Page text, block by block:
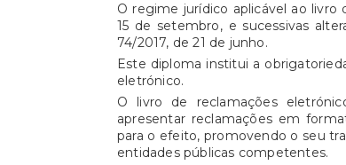
O regime jurídico aplicável ao livro
15 de setembro, e sucessivas
74/2017, de 21 de junho.
Este diploma institui a
eletrónico.
O livro de reclamações
apresentar reclamações em
para o efeito, promovendo o seu
entidades públicas competentes.